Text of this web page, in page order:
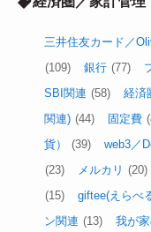
三井住友カード／
(109)
銀行 (77)
SBI関連 (58) 経済
関連) (44) 固定費
貨）
(39) web3／
(23)
メルカリ (20)
(15)
giftee(えらべ
ン関連 (13) 我が